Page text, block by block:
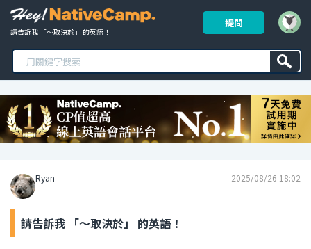
請告訴我 「～取決於」 的英語！
提問
Ryan 2025/08/26 18:02
請告訴我 「～取決於」 的英語！